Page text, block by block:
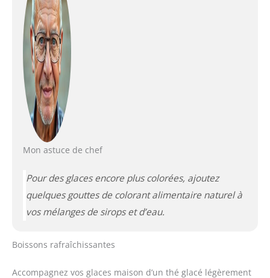
Mon astuce de chef
Pour des glaces encore plus colorées, ajoutez
quelques gouttes de colorant alimentaire naturel à
vos mélanges de sirops et d’eau.
Boissons rafraîchissantes
Accompagnez vos glaces maison d’un thé glacé légèrement